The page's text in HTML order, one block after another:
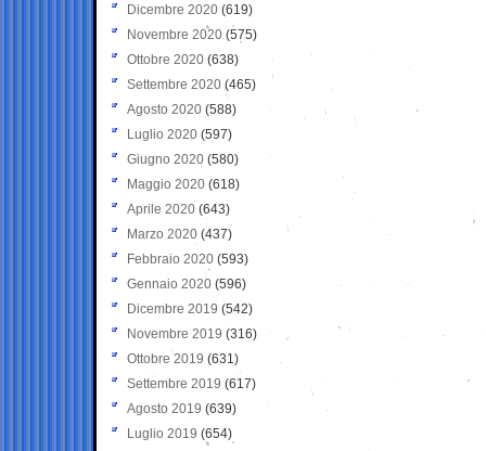
Dicembre 2020 (619)
Novembre 2020 (575)
Ottobre 2020 (638)
Settembre 2020(465)
Agosto 2020 (588)
Luglio 2020 (597)
Giugno 2020 (580)
Maggio 2020 (618)
Aprile 2020 (643)
Marzo 2020 (437)
Febbraio 2020 (593)
Gennaio 2020 (596)
Dicembre 2019 (542)
Novembre 2019 (316)
Ottobre 2019 (631)
Settembre 2019 (617)
Agosto 2019 (639)
Luglio 2019 (654)